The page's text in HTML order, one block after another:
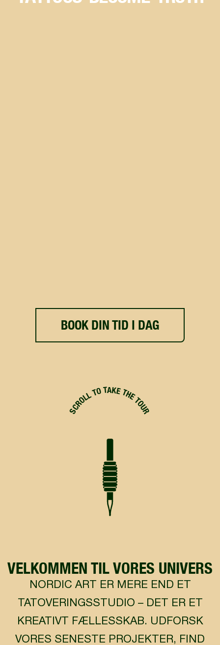
BOOK DIN TID I DAG
SCROLL TO TAKE THE TOUR
VELKOMMEN TIL VORES UNIVERS
NORDIC ART ER MERE END ET
TATOVERINGSSTUDIO – DET ER ET
KREATIVT FÆLLESSKAB. UDFORSK
VORES SENESTE PROJEKTER, FIND